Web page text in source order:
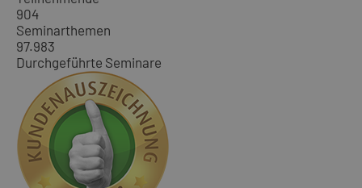
904
Seminarthemen
97.983
Durchgeführte Seminare